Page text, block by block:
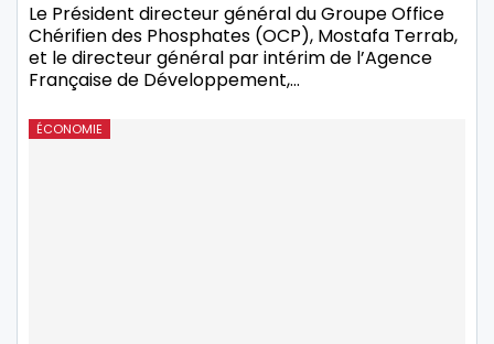
Le Président directeur général du Groupe Office
Chérifien des Phosphates (OCP), Mostafa Terrab,
et le directeur général par intérim de l’Agence
Française de Développement,…
ÉCONOMIE